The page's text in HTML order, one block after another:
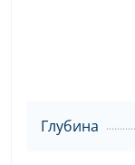
Глубина